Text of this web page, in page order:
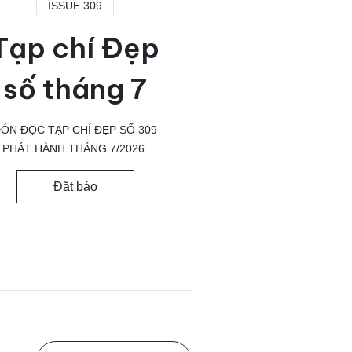
ISSUE 309
chí Đẹp
số tháng 7
ĐỌC TẠP CHÍ ĐẸP SỐ 309
PHÁT HÀNH THÁNG 7/2026.
Đặt báo